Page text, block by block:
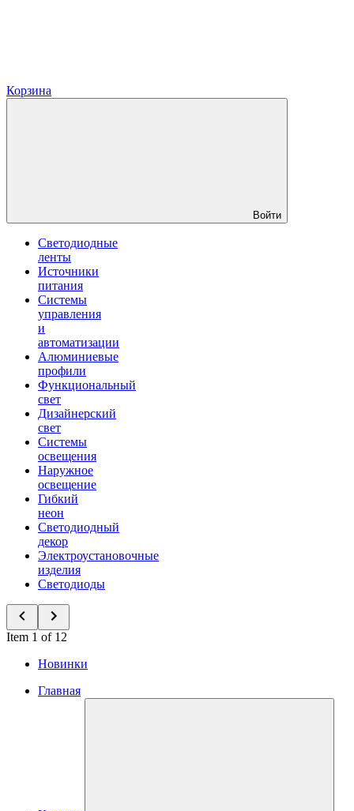
Корзина
Войти
Светодиодные
ленты
Источники
питания
Системы
управления
и
автоматизации
Алюминиевые
профили
Функциональный
свет
Дизайнерский
свет
Системы
освещения
Наружное
освещение
Гибкий
неон
Светодиодный
декор
Электроустановочные
изделия
Светодиоды
Item 1 of 12
Новинки
Главная